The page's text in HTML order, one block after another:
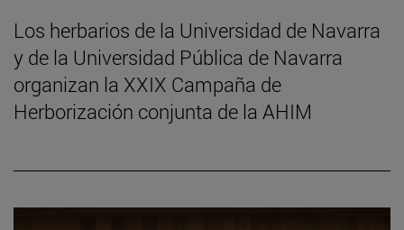
Los herbarios de la Universidad de Navarra
y de la Universidad Pública de Navarra
organizan la XXIX Campaña de
Herborización conjunta de la AHIM